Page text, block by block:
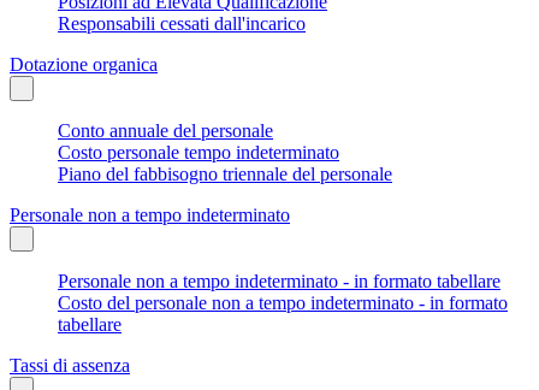
Responsabili cessati dall'incarico
Dotazione organica
Conto annuale del personale
Costo personale tempo indeterminato
Piano del fabbisogno triennale del personale
Personale non a tempo indeterminato
Personale non a tempo indeterminato - in formato tabellare
Costo del personale non a tempo indeterminato - in formato
tabellare
Tassi di assenza